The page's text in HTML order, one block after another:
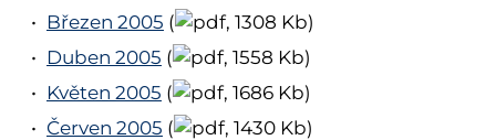
Březen 2005 (
, 1308 Kb)
Duben 2005 (
, 1558 Kb)
Květen 2005 (
, 1686 Kb)
Červen 2005 (
, 1430 Kb)